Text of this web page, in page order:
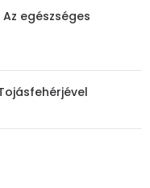
egészséges